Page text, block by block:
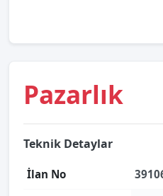
Pazarlık
Teknik Detaylar
İlan No